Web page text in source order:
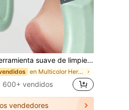
de limpieza de poros faciales - Espátula facial de limpieza no eléctrica, diseño de superficie texturizada, mango de color verde claro, adecuada para todas las estaciones
en Multicolor Herramientas de limpieza facial
600+ vendidos
vendedores